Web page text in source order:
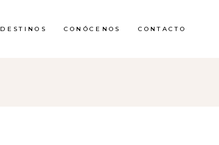
DESTINOS CONÓCENOS CONTACTO